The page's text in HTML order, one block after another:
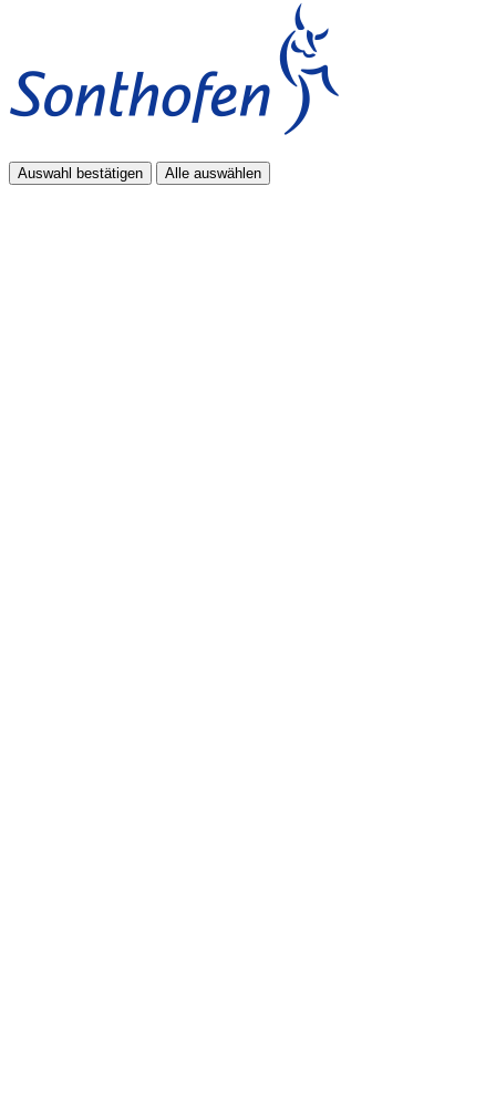
Auswahl bestätigen Alle auswählen